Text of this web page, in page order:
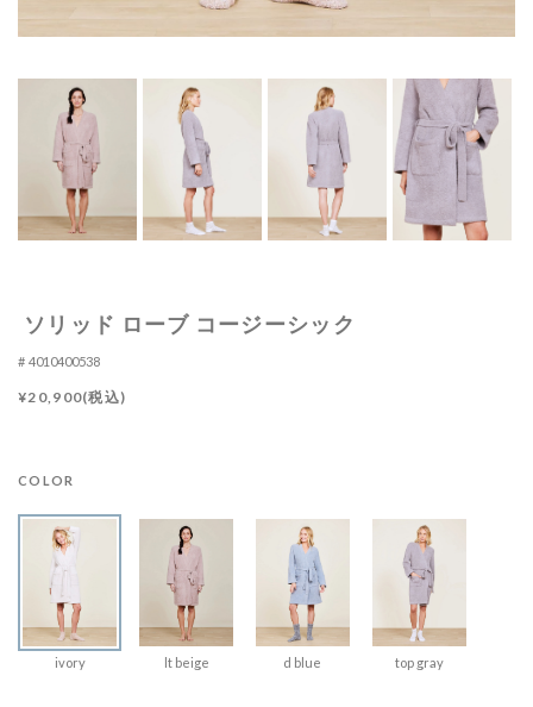
ソリッド ローブ コージーシック
4010400538
¥20,900(税込)
COLOR
ivory lt beige d blue top gray